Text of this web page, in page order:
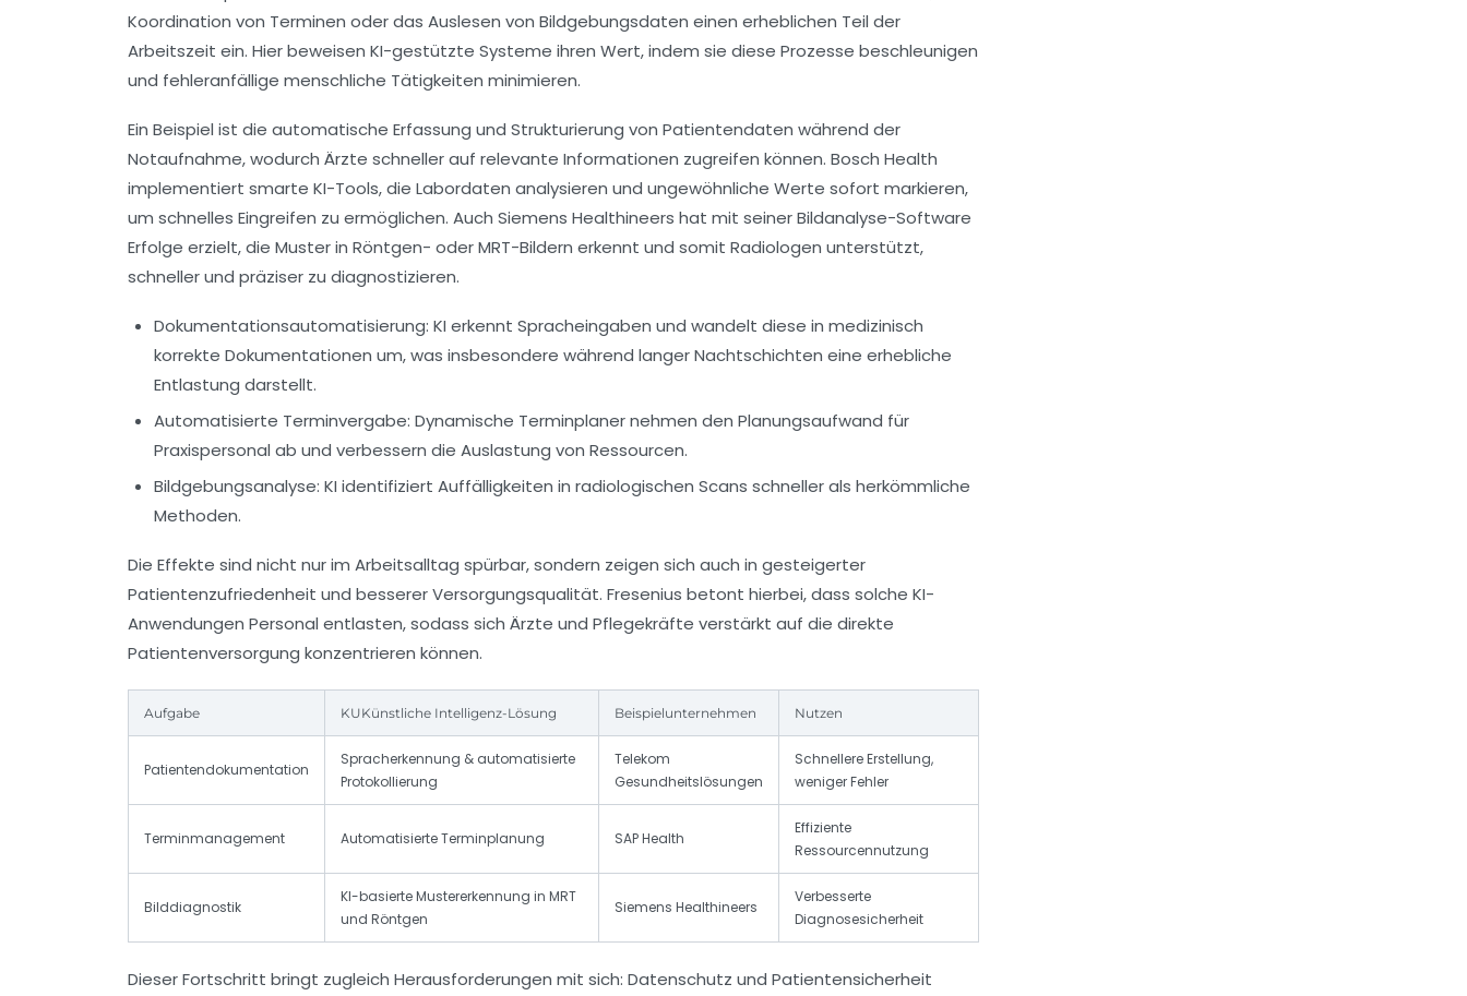
Koordination von Terminen oder das Auslesen von Bildgebungsdaten einen erheblichen Teil der
Arbeitszeit ein. Hier beweisen KI-gestützte Systeme ihren Wert, indem sie diese Prozesse beschleunigen
und fehleranfällige menschliche Tätigkeiten minimieren.
Ein Beispiel ist die automatische Erfassung und Strukturierung von Patientendaten während der
Notaufnahme, wodurch Ärzte schneller auf relevante Informationen zugreifen können. Bosch Health
implementiert smarte KI-Tools, die Labordaten analysieren und ungewöhnliche Werte sofort markieren,
um schnelles Eingreifen zu ermöglichen. Auch Siemens Healthineers hat mit seiner Bildanalyse-Software
Erfolge erzielt, die Muster in Röntgen- oder MRT-Bildern erkennt und somit Radiologen unterstützt,
schneller und präziser zu diagnostizieren.
Dokumentationsautomatisierung: KI erkennt Spracheingaben und wandelt diese in medizinisch
korrekte Dokumentationen um, was insbesondere während langer Nachtschichten eine erhebliche
Entlastung darstellt.
Automatisierte Terminvergabe: Dynamische Terminplaner nehmen den Planungsaufwand für
Praxispersonal ab und verbessern die Auslastung von Ressourcen.
Bildgebungsanalyse: KI identifiziert Auffälligkeiten in radiologischen Scans schneller als herkömmliche
Methoden.
Die Effekte sind nicht nur im Arbeitsalltag spürbar, sondern zeigen sich auch in gesteigerter
Patientenzufriedenheit und besserer Versorgungsqualität. Fresenius betont hierbei, dass solche KI-
Anwendungen Personal entlasten, sodass sich Ärzte und Pflegekräfte verstärkt auf die direkte
Patientenversorgung konzentrieren können.
Aufgabe KUKünstliche Intelligenz-Lösung Beispielunternehmen Nutzen
Patientendokumentation
Spracherkennung & automatisierte
Protokollierung
Telekom
Gesundheitslösungen
Schnellere Erstellung,
weniger Fehler
Terminmanagement Automatisierte Terminplanung SAP Health
Effiziente
Ressourcennutzung
Bilddiagnostik
KI-basierte Mustererkennung in MRT
und Röntgen
Siemens Healthineers
Verbesserte
Diagnosesicherheit
Dieser Fortschritt bringt zugleich Herausforderungen mit sich: Datenschutz und Patientensicherheit